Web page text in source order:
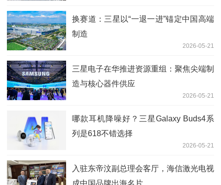
换赛道：三星以“一退一进”锚定中国高端
制造
2026-05-21
三星电子在华推进资源重组：聚焦尖端制
造与核心器件供应
2026-05-21
哪款耳机降噪好？三星Galaxy Buds4系
列是618不错选择
2026-05-21
入驻东帝汶副总理会客厅，海信激光电视
成中国品牌出海名片